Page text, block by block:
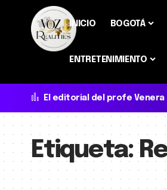
INICIO BOGOTÁ
ENTRETENIMIENTO
El editorial del profe Venera
Etiqueta: